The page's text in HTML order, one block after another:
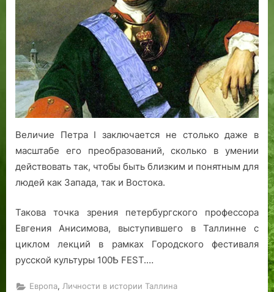
штрихи
к
портрету
императора.
Величие Петра I заключается не столько даже в
масштабе его преобразований, сколько в умении
действовать так, чтобы быть близким и понятным для
людей как Запада, так и Востока.
Такова точка зрения петербургского профессора
Евгения Анисимова, выступившего в Таллинне с
циклом лекций в рамках Городского фестиваля
русской культуры 100Ѣ FEST.…
Европа, Личности в истории Таллина